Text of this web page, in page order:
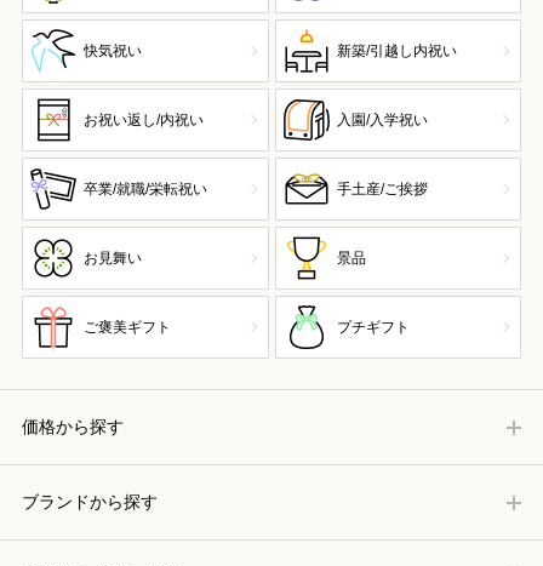
快気祝い 新築/引越し内祝い
お祝い返し/内祝い 入園/入学祝い
卒業/就職/栄転祝い 手土産/ご挨拶
お見舞い 景品
ご褒美ギフト プチギフト
価格から探す
ブランドから探す